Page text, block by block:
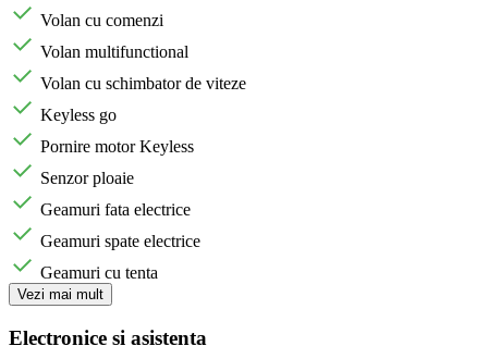
Volan cu comenzi
Volan multifunctional
Volan cu schimbator de viteze
Keyless go
Pornire motor Keyless
Senzor ploaie
Geamuri fata electrice
Geamuri spate electrice
Geamuri cu tenta
Vezi mai mult
Electronice si asistenta